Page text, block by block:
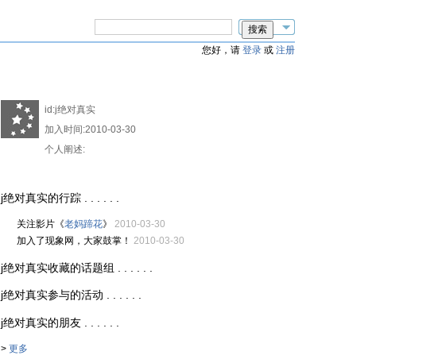
您好，请 登录 或 注册
id:j绝对真实
加入时间:2010-03-30
个人阐述:
j绝对真实的行踪 . . . . . .
关注影片《老妈蹄花》 2010-03-30
加入了现象网，大家鼓掌！ 2010-03-30
j绝对真实收藏的话题组 . . . . . .
j绝对真实参与的活动 . . . . . .
j绝对真实的朋友 . . . . . .
> 更多